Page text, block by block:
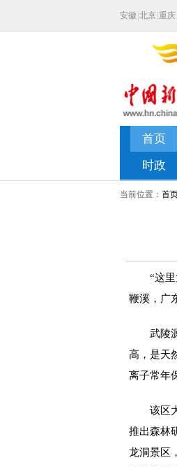
当前位置： 首
“这里太
鞭溪，广
武陵源
高，是天
离子常年
该区大
推出森林
龙洞景区